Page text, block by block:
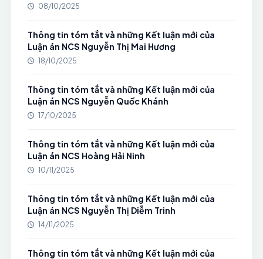
08/10/2025
Thông tin tóm tắt và những Kết luận mới của
Luận án NCS Nguyễn Thị Mai Hương
18/10/2025
Thông tin tóm tắt và những Kết luận mới của
Luận án NCS Nguyễn Quốc Khánh
17/10/2025
Thông tin tóm tắt và những Kết luận mới của
Luận án NCS Hoàng Hải Ninh
10/11/2025
Thông tin tóm tắt và những Kết luận mới của
Luận án NCS Nguyễn Thị Diễm Trinh
14/11/2025
Thông tin tóm tắt và những Kết luận mới của